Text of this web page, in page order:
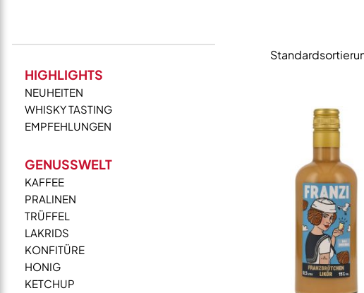
HIGHLIGHTS
NEUHEITEN
WHISKY TASTING
EMPFEHLUNGEN
GENUSSWELT
KAFFEE
PRALINEN
TRÜFFEL
LAKRIDS
KONFITÜRE
HONIG
KETCHUP